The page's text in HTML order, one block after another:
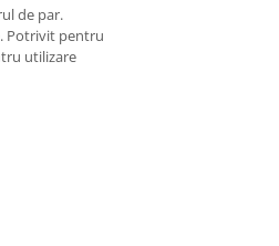
de par.
Potrivit pentru
utilizare